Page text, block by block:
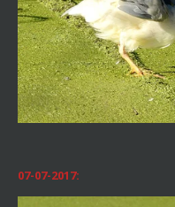
07-07-2017: